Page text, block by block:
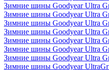
Зимние шины Goodyear Ultra
Зимние шины Goodyear Ultra
Зимние шины Goodyear Ultra
Зимние шины Goodyear Ultra
Зимние шины Goodyear Ultra
Зимние шины Goodyear Ultra
Зимние шины Goodyear Ultra
Зимние шины Goodyear